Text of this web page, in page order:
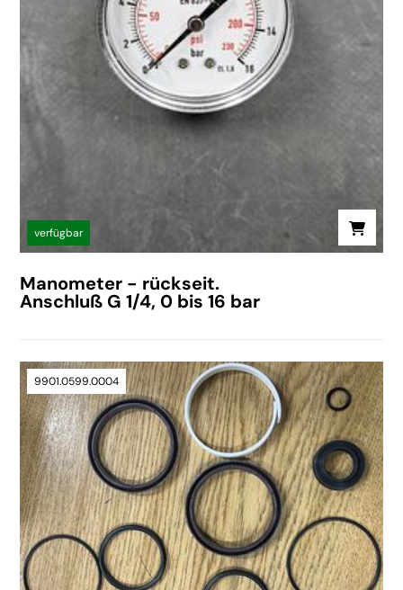
verfügbar
Manometer - rückseit.
Anschluß G 1/4, 0 bis 16 bar
9901.0599.0004